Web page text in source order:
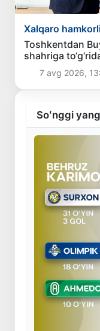
Xalqaro
Toshkentdan
shahriga
qo‘yish
7 avg 2026,
Soʻnggi